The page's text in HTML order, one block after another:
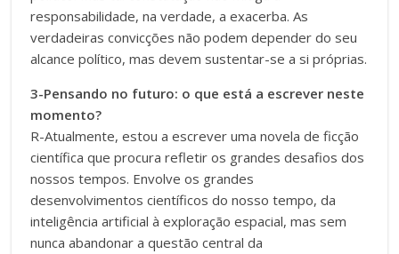
responsabilidade, na verdade, a exacerba. As
verdadeiras convicções não podem depender do seu
alcance político, mas devem sustentar-se a si próprias.
3-Pensando no futuro: o que está a escrever neste
momento?
R-Atualmente, estou a escrever uma novela de ficção
científica que procura refletir os grandes desafios dos
nossos tempos. Envolve os grandes
desenvolvimentos científicos do nosso tempo, da
inteligência artificial à exploração espacial, mas sem
nunca abandonar a questão central da